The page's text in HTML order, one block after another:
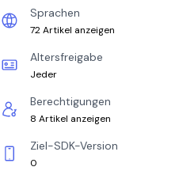
Sprachen
72 Artikel anzeigen
Altersfreigabe
Jeder
Berechtigungen
8 Artikel anzeigen
Ziel-SDK-Version
0